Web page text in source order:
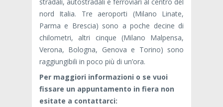
nord Italia. Tre aeroporti (Milano Linate,
Parma e Brescia) sono a poche decine di
chilometri, altri cinque (Milano Malpensa,
Verona, Bologna, Genova e Torino) sono
raggiungibili in poco più di un’ora.
Per maggiori informazioni o se vuoi
fissare un appuntamento in fiera non
esitate a contattarci: